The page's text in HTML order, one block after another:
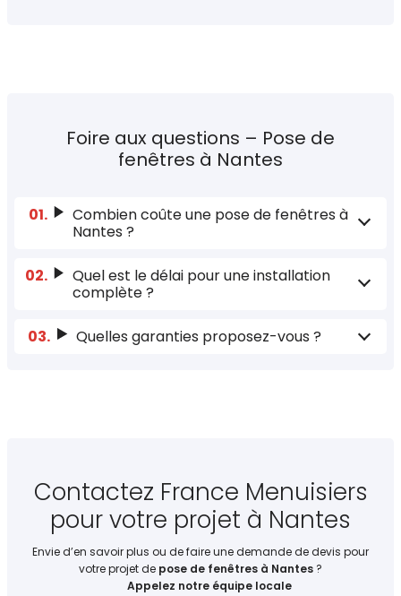
Foire aux questions – Pose de
fenêtres à Nantes
Combien coûte une pose de fenêtres à
Nantes ?
Quel est le délai pour une installation
complète ?
Quelles garanties proposez-vous ?
Contactez France Menuisiers
pour votre projet à Nantes
Envie d’en savoir plus ou de faire une demande de devis pour
votre projet de pose de fenêtres à Nantes ?
Appelez notre équipe locale